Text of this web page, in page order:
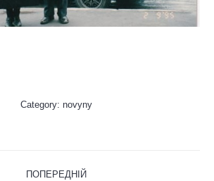
Category: novyny
ПОПЕРЕДНІЙ